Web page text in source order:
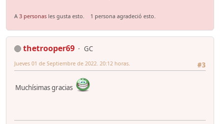
A 3 personas les gusta esto. 1 persona agradeció esto.
thetrooper69
GC
#3
Jueves 01 de Septiembre de 2022. 20:12 horas.
Muchísimas gracias